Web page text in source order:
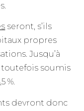
seront, s’ils
propres
Jusqu’à
soumis
%.
devront donc